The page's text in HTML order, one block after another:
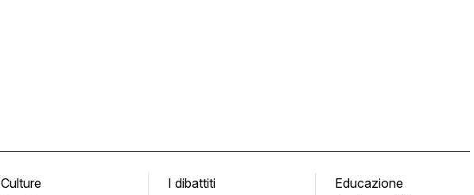
Culture
I dibattiti
Educazione